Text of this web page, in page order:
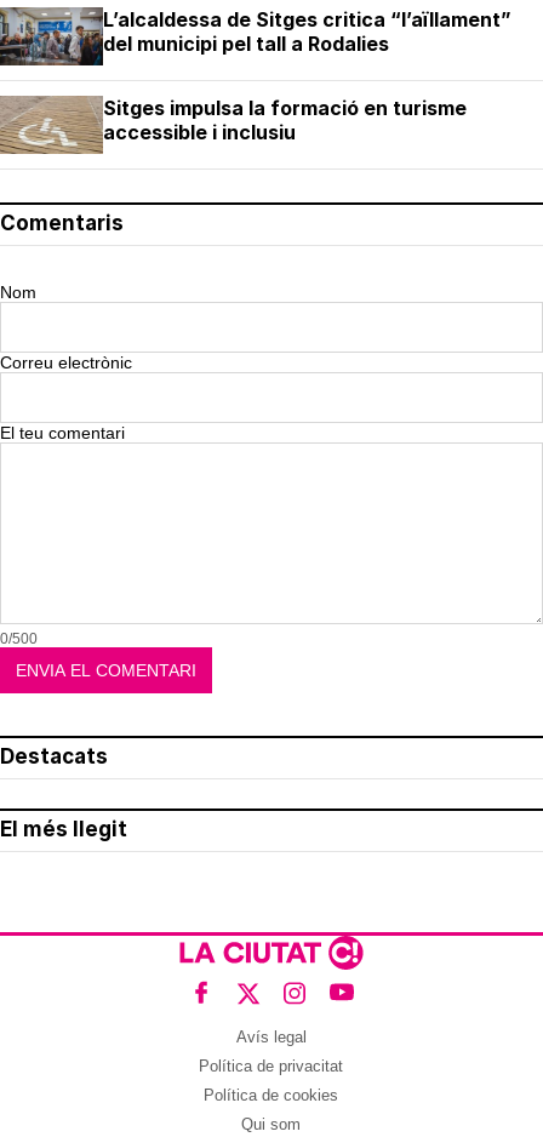
L’alcaldessa de Sitges critica “l’aïllament”
del municipi pel tall a Rodalies
Sitges impulsa la formació en turisme
accessible i inclusiu
Comentaris
Nom
Correu electrònic
El teu comentari
0/500
Destacats
El més llegit
Avís legal
Política de privacitat
Política de cookies
Qui som